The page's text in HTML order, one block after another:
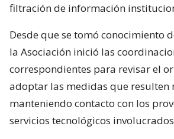
filtración de información
Desde que se tomó conocimiento
la Asociación inició las
correspondientes para revisar el
adoptar las medidas que resulten
manteniendo contacto con los
servicios tecnológicos